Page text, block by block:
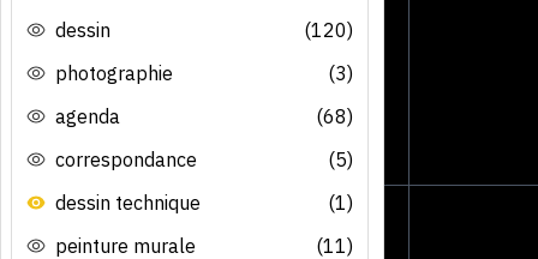
dessin
(120)
photographie
(3)
agenda
(68)
correspondance
(5)
dessin technique
(1)
peinture murale
(11)